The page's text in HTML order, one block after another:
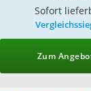
Sofort
Zum